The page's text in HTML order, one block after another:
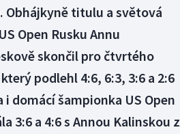
titulu a světová
Open Rusku Annu
skončil pro čtvrtého
podlehl 4:6, 6:3, 3:6 a 2:6
domácí šampionka US Open
3:6 a 4:6 s Annou Kalinskou z